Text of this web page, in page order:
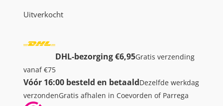
Uitverkocht
DHL-bezorging €6,95Gratis verzending
vanaf €75
Vóór 16:00 besteld en betaaldDezelfde werkdag
verzondenGratis afhalen in Coevorden of Parrega